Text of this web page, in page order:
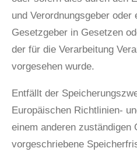
und Verordnungsgeber oder
Gesetzgeber in Gesetzen
der für die Verarbeitung
vorgesehen wurde.
Entfällt der
Europäischen Richtlinien-
einem anderen zuständigen
vorgeschriebene